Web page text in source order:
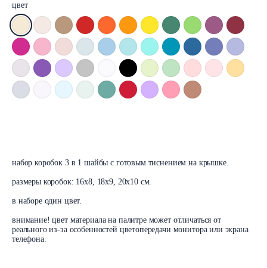
цвет
набор коробок 3 в 1 шайбы с готовым тиснением на крышке.
размеры коробок: 16х8, 18х9, 20х10 см.
в наборе один цвет.
внимание! цвет материала на палитре может отличаться от
реального из-за особенностей цветопередачи монитора или экрана
телефона.